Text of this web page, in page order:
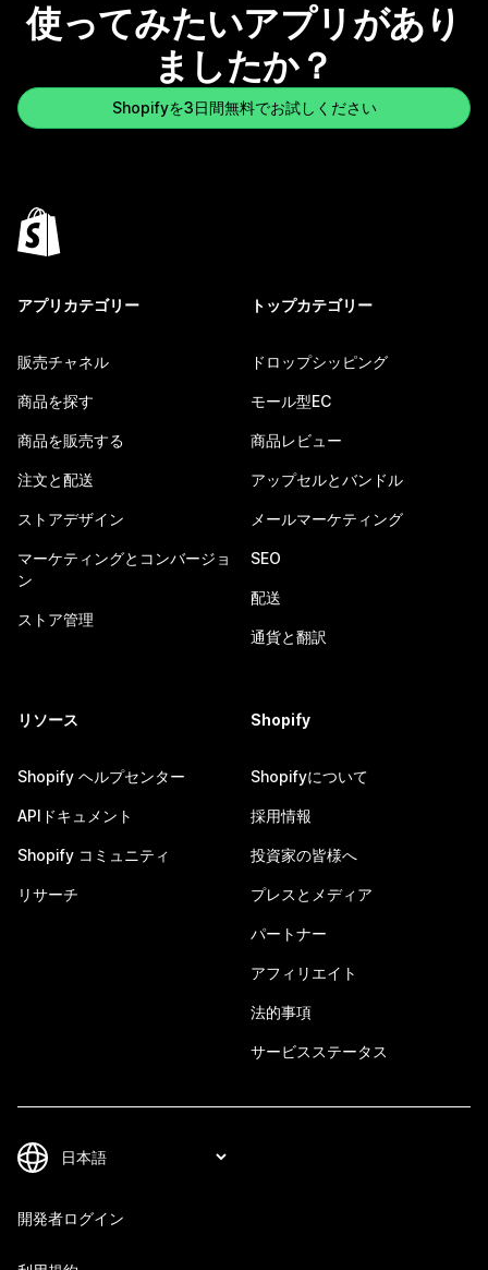
使ってみたいアプリがあり
ましたか？
Shopifyを3日間無料でお試しください
アプリカテゴリー
販売チャネル
商品を探す
商品を販売する
注文と配送
ストアデザイン
マーケティングとコンバージョ
ン
ストア管理
トップカテゴリー
ドロップシッピング
モール型EC
商品レビュー
アップセルとバンドル
メールマーケティング
SEO
配送
通貨と翻訳
リソース
Shopify ヘルプセンター
APIドキュメント
Shopify コミュニティ
リサーチ
Shopify
Shopifyについて
採用情報
投資家の皆様へ
プレスとメディア
パートナー
アフィリエイト
法的事項
サービスステータス
開発者ログイン